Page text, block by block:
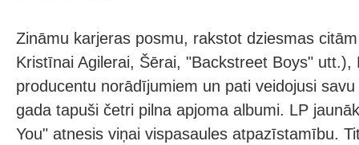
Zināmu karjeras posmu, rakstot dziesmas
Kristīnai Agilerai, Šērai, "Backstreet Boys" utt.),
producentu norādījumiem un pati veidojusi
gada tapuši četri pilna apjoma albumi. LP
You" atnesis viņai vispasaules atpazīstamību.